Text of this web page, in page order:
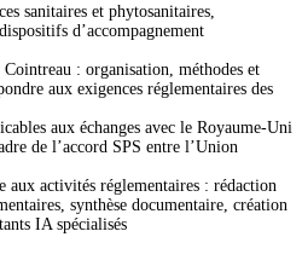
sanitaires et phytosanitaires,
d’accompagnement
: organisation, méthodes et
aux exigences réglementaires des
aux échanges avec le Royaume-Uni
de l’accord SPS entre l’Union
activités réglementaires : rédaction
synthèse documentaire, création
IA spécialisés